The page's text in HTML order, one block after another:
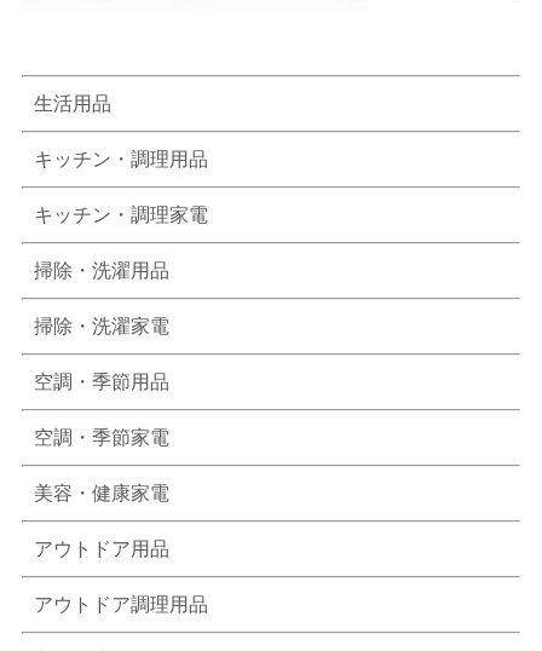
生活用品
キッチン・調理用品
キッチン・調理家電
掃除・洗濯用品
掃除・洗濯家電
空調・季節用品
空調・季節家電
美容・健康家電
アウトドア用品
アウトドア調理用品